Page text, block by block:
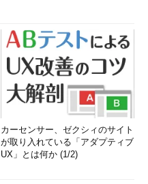
カーセンサー、ゼクシィのサイト
が取り入れている「アダプティブ
UX」とは何か (1/2)